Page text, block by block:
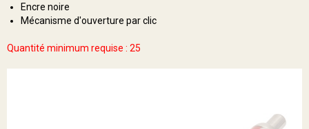
Encre noire
Mécanisme d'ouverture par clic
Quantité minimum requise : 25